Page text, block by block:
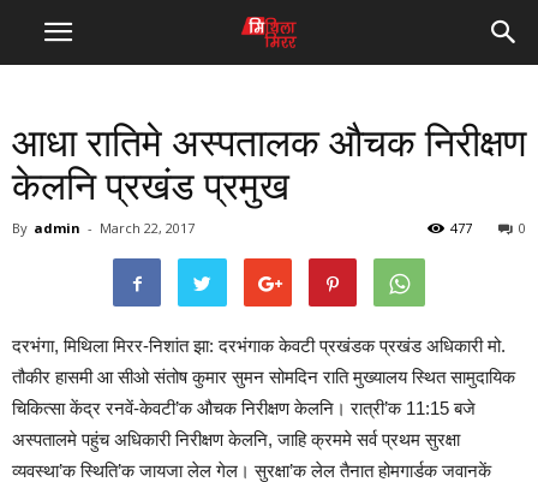
आधा रातिमे अस्पतालक औचक निरीक्षण
केलनि प्रखंड प्रमुख
By admin - March 22, 2017 0
477
दरभंगा, मिथिला मिरर-निशांत झा: दरभंगाक केवटी प्रखंडक प्रखंड अधिकारी मो.
तौकीर हासमी आ सीओ संतोष कुमार सुमन सोमदिन राति मुख्यालय स्थित सामुदायिक
चिकित्सा केंद्र रनवें-केवटी’क औचक निरीक्षण केलनि। रात्री’क 11:15 बजे
अस्पतालमे पहुंच अधिकारी निरीक्षण केलनि, जाहि क्रममे सर्व प्रथम सुरक्षा
व्यवस्था’क स्थिति’क जायजा लेल गेल। सुरक्षा’क लेल तैनात होमगार्डक जवानकें